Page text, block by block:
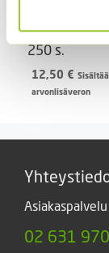
Arizona Red
250 s.
12,50 € Sisältää
arvonlisäveron
02 631